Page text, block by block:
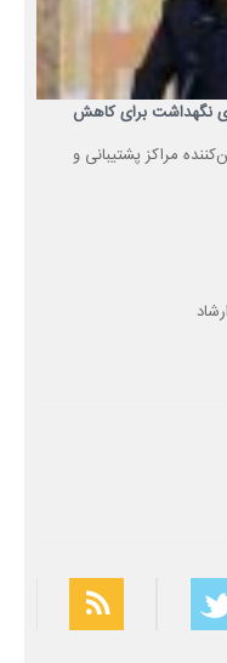
نگهداشت برای کاهش
مراکز پشتیبانی و